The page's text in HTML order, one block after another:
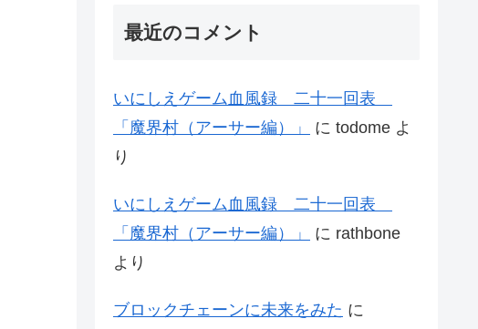
最近のコメント
いにしえゲーム血風録 二十一回表
「魔界村（アーサー編）」
に todome よ
り
いにしえゲーム血風録 二十一回表
「魔界村（アーサー編）」
に rathbone
より
ブロックチェーンに未来をみた に